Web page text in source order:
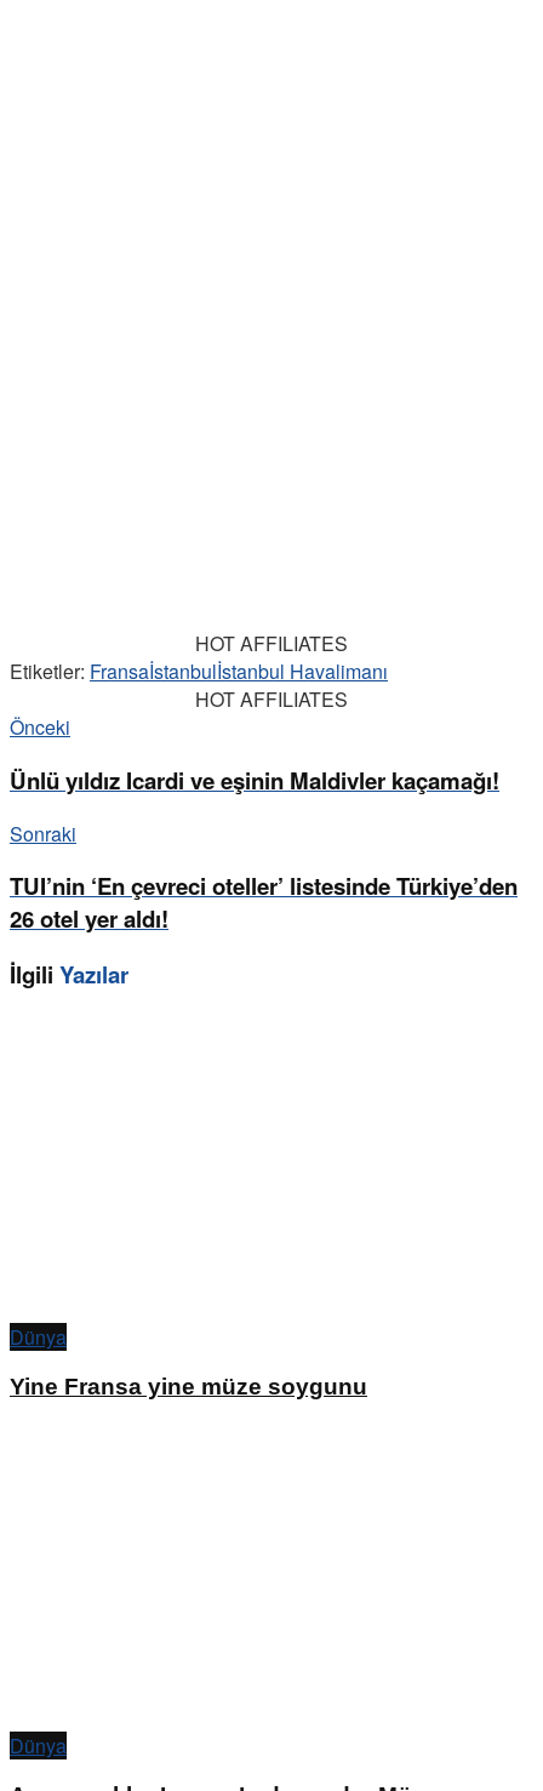
HOT AFFILIATES
Etiketler: Fransaİstanbulİstanbul Havalimanı
HOT AFFILIATES
Önceki
Ünlü yıldız Icardi ve eşinin Maldivler kaçamağı!
Sonraki
TUI’nin ‘En çevreci oteller’ listesinde Türkiye’den
26 otel yer aldı!
İlgili Yazılar
Dünya
Yine Fransa yine müze soygunu
Dünya